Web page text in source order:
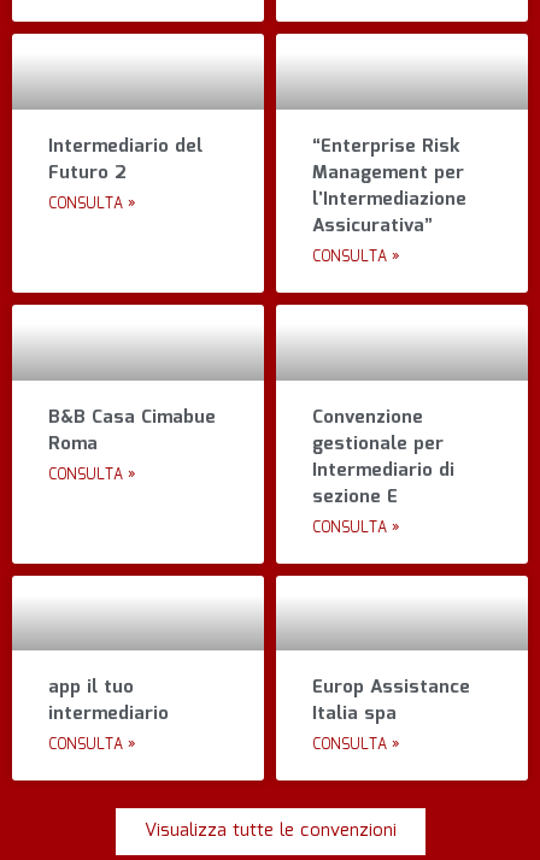
Intermediario del
Futuro 2
CONSULTA »
“Enterprise Risk
Management per
l’Intermediazione
Assicurativa”
CONSULTA »
B&B Casa Cimabue
Roma
CONSULTA »
Convenzione
gestionale per
Intermediario di
sezione E
CONSULTA »
app il tuo
intermediario
CONSULTA »
Europ Assistance
Italia spa
CONSULTA »
Visualizza tutte le convenzioni